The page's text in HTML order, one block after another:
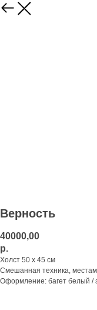
Верность
40000,00
р.
Холст 50 х 45 см
Смешанная техника,
Оформление: багет белый /